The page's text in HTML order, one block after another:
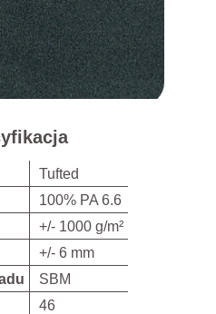
Tufted
100% PA 6.6
+/- 1000 g/m²
+/- 6 mm
SBM
46